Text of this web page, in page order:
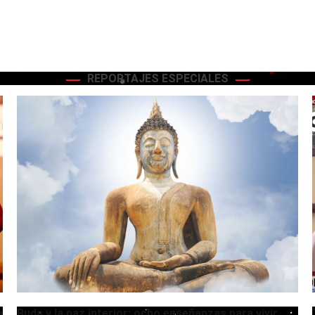
REPORTAJES ESPECIALES